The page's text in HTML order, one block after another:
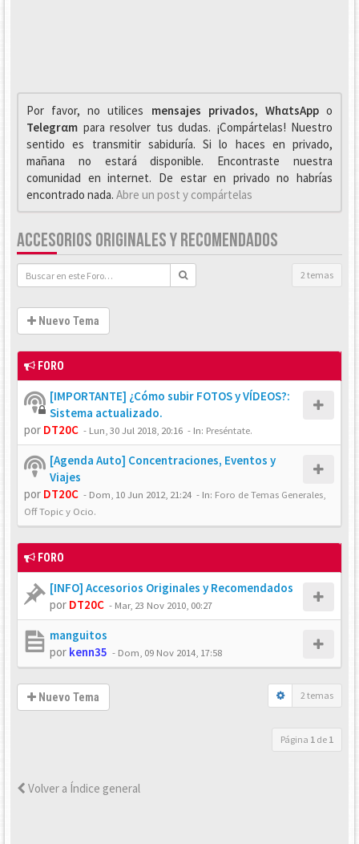
Por favor, no utilices mensajes privados, WhαtsAppo
Telegrαm para resolver tus dudas. ¡Compártelas! Nuestro
sentido es transmitir sabiduría. Si lo haces en privado,
mañana no estará disponible. Encontraste nuestra
comunidad en internet. De estar en privado no habrías
encontrado nada. Abre un post y compártelas
ACCESORIOS ORIGINALES Y RECOMENDADOS
2 temas
Nuevo Tema
FORO
[IMPORTANTE] ¿Cómo subir FOTOS y VÍDEOS?:
Sistema actualizado.
por DT20C - Lun, 30 Jul 2018, 20:16 - In: Preséntate.
[Agenda Auto] Concentraciones, Eventos y
Viajes
por DT20C - Dom, 10 Jun 2012, 21:24 - In: Foro de Temas Generales,
Off Topic y Ocio.
FORO
[INFO] Accesorios Originales y Recomendados
por DT20C - Mar, 23 Nov 2010, 00:27
manguitos
por kenn35 - Dom, 09 Nov 2014, 17:58
Nuevo Tema 2 temas
Página 1 de 1
Volver a Índice general